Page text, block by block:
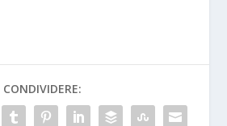
CONDIVIDERE: